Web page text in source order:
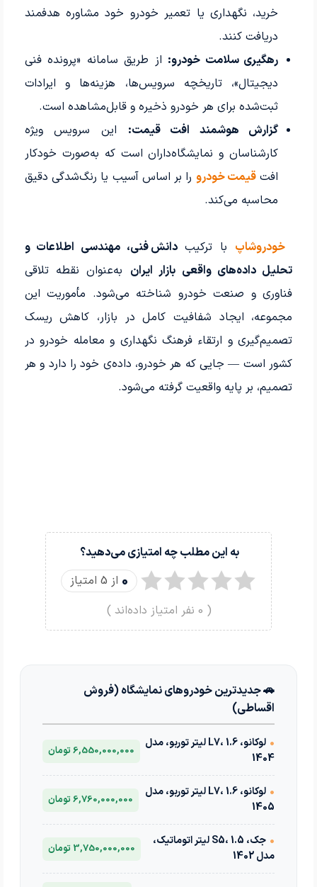
خرید، نگهداری یا تعمیر خودرو خود مشاوره هدفمند
دریافت کنند.
رهگیری سلامت خودرو: از طریق سامانه «پرونده فنی
دیجیتال»، تاریخچه سرویس‌ها، هزینه‌ها و ایرادات
ثبت‌شده برای هر خودرو ذخیره و قابل‌مشاهده است.
گزارش هوشمند افت قیمت: این سرویس ویژه
کارشناسان و نمایشگاه‌داران است که به‌صورت خودکار
افتقیمت خودرو را بر اساس آسیب یا رنگ‌شدگی دقیق
محاسبه می‌کند.
خودروشاپ با ترکیبدانش فنی، مهندسی اطلاعات و
تحلیل داده‌های واقعی بازار ایران به‌عنوان نقطه تلاقی
فناوری و صنعت خودرو شناخته می‌شود. مأموریت این
مجموعه، ایجاد شفافیت کامل در بازار، کاهش ریسک
تصمیم‌گیری و ارتقاء فرهنگ نگهداری و معامله خودرو در
کشور است — جایی که هر خودرو، داده‌ی خود را دارد و هر
تصمیم، بر پایه واقعیت گرفته می‌شود.
به این مطلب چه امتیازی می‌دهید؟
0 از 5 امتیاز
(
0 نفر امتیاز داده‌اند )
🚗 جدیدترین خودروهای نمایشگاه (فروش
اقساطی)
•
لوکانو، L7، 1.6 لیتر توربو، مدل
1404
6,550,000,000 تومان
•
لوکانو، L7، 1.6 لیتر توربو، مدل
1405
6,760,000,000 تومان
•
جک، S5، 1.5 لیتر اتوماتیک،
مدل 1402
3,750,000,000 تومان